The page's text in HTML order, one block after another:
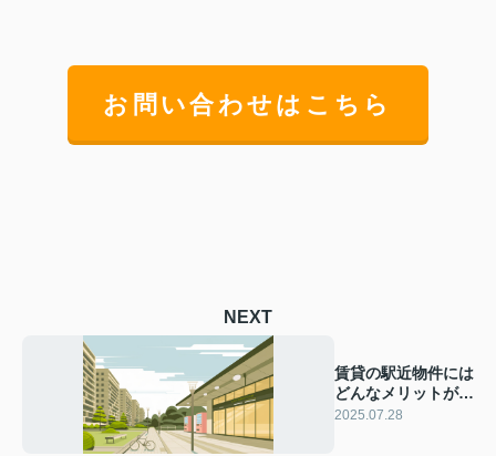
お問い合わせはこちら
NEXT
賃貸の駅近物件には
どんなメリットがあ
る？デメリットや選
2025.07.28